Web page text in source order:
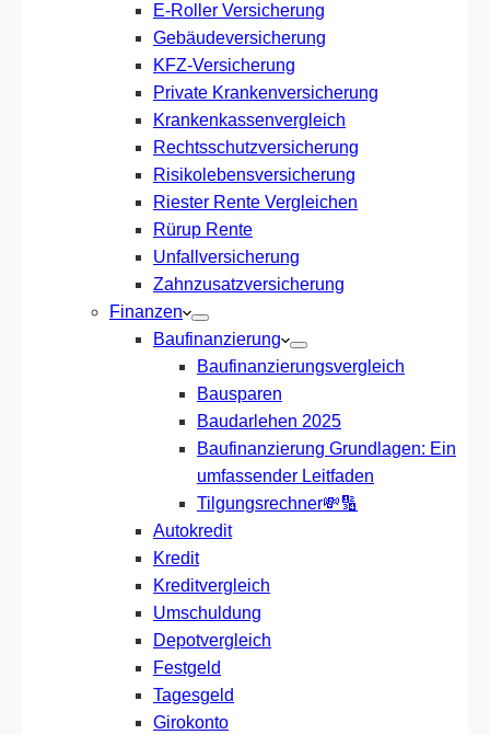
E-Roller Versicherung
Gebäudeversicherung
KFZ-Versicherung
Private Krankenversicherung
Krankenkassenvergleich
Rechtsschutzversicherung
Risikolebensversicherung
Riester Rente Vergleichen
Rürup Rente
Unfallversicherung
Zahnzusatzversicherung
Finanzen
Baufinanzierung
Baufinanzierungsvergleich
Bausparen
Baudarlehen 2025
Baufinanzierung Grundlagen: Ein
umfassender Leitfaden
Tilgungsrechner💸🔢
Autokredit
Kredit
Kreditvergleich
Umschuldung
Depotvergleich
Festgeld
Tagesgeld
Girokonto